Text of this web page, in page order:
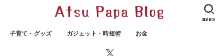
子育て・グッズ ガジェット・時短術 お金
SEARCH